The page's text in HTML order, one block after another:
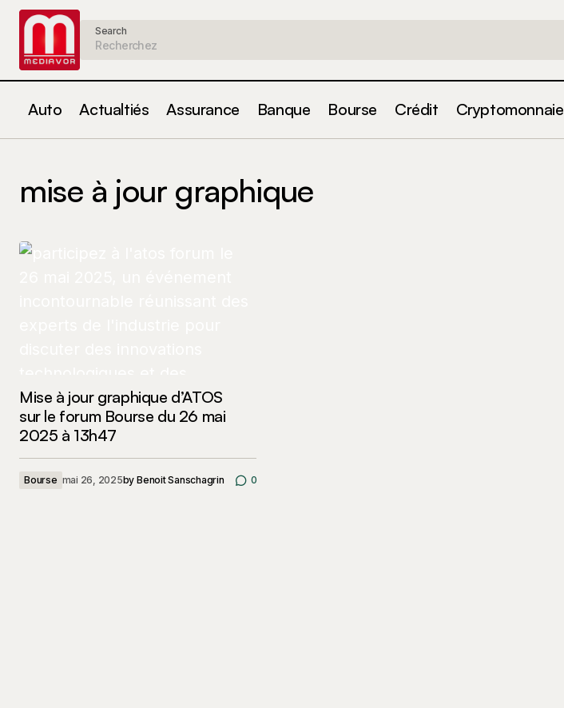
Search
Auto Actualtiés Assurance Banque Bourse Crédit Cryptomonnaie
mise à jour graphique
Mise à jour graphique d’ATOS
sur le forum Bourse du 26 mai
2025 à 13h47
Bourse mai 26, 2025by Benoit Sanschagrin 0